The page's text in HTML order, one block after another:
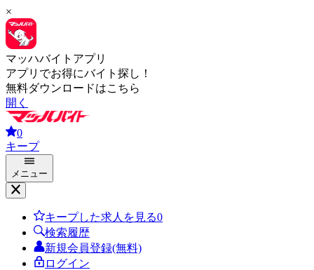
×
マッハバイトアプリ
アプリでお得にバイト探し！
無料ダウンロードはこちら
開く
0
キープ
メニュー
キープした求人を見る0
検索履歴
新規会員登録(無料)
ログイン